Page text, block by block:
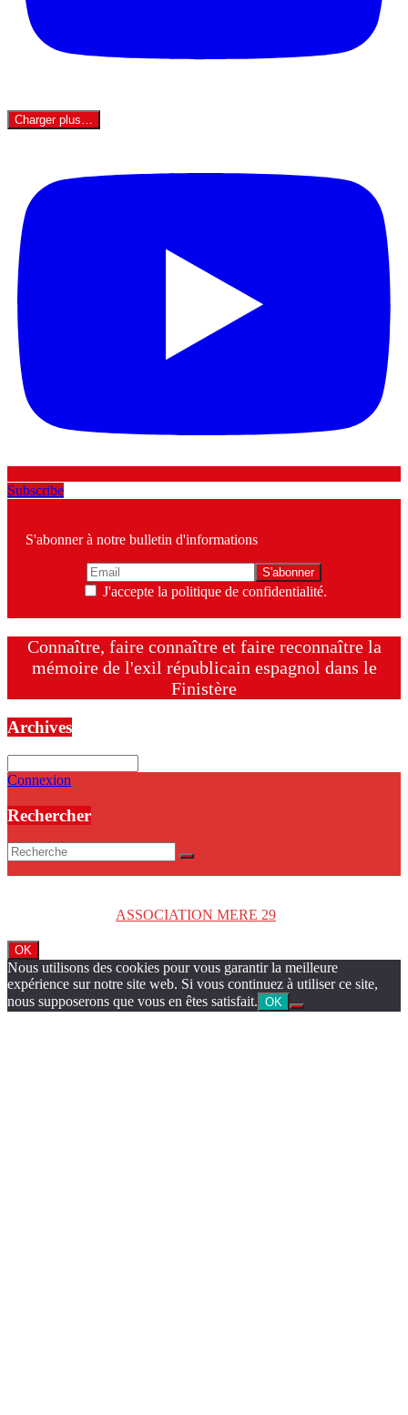
Charger plus…
Subscribe
S'abonner à notre bulletin d'informations
J'accepte la politique de confidentialité.
Connaître, faire connaître et faire reconnaître la
mémoire de l'exil républicain espagnol dans le
Finistère
Archives
Connexion
Rechercher
ASSOCIATION MERE 29
OK
Nous utilisons des cookies pour vous garantir la meilleure
expérience sur notre site web. Si vous continuez à utiliser ce site,
nous supposerons que vous en êtes satisfait. OK